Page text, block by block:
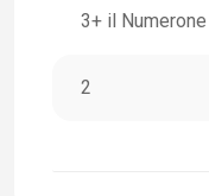
3+ il Numerone
2